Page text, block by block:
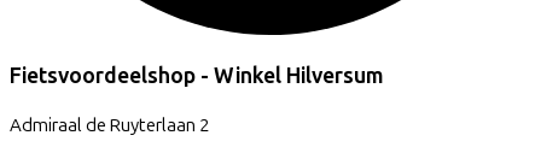
Fietsvoordeelshop - Winkel Hilversum
Admiraal de Ruyterlaan 2